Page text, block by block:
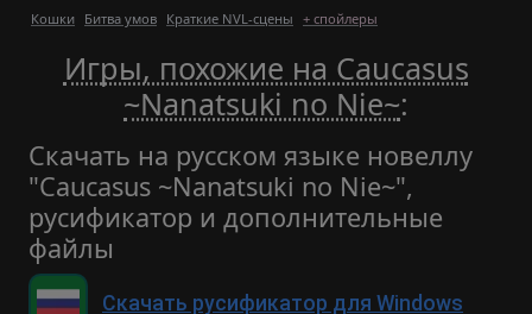
Кошки Битва умов Краткие NVL-сцены + спойлеры
Игры, похожие на Caucasus
~Nanatsuki no Nie~:
Скачать на русском языке новеллу
"Caucasus ~Nanatsuki no Nie~",
русификатор и дополнительные
файлы
Скачать русификатор для Windows